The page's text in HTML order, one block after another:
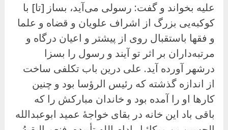
علیه بخواند و گفت: رسولی می‌آید، بساز [تا] با
کوکبه‌یی بزرگ از اشراف علویان و قضاه و علما
و فقها باستقبال روی از پیشتر و اعیان درگاه و
مرتبه‌داران بر اثر تو آیند و رسول را بسزا
درشهر آورده آید. علی درین باب تکلفی ساخت
از اندازه گذشته که رئیس الرؤسا بود و چنین
کارها او را آمده بود و خاندان مبارکش را که
باقی باد این خانه در بقای خواجهٔ عمید ابوعبدالله